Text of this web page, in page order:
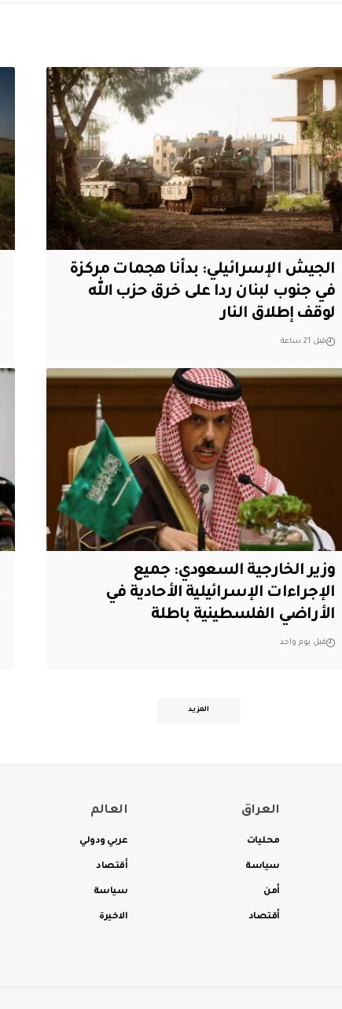
الجيش الإسرائيلي: بدأنا هجمات مركزة
في جنوب لبنان ردا على خرق حزب الله
لوقف إطلاق النار
قبل 21 ساعة
وزير الخارجية السعودي: جميع
الإجراءات الإسرائيلية الأحادية في
الأراضي الفلسطينية باطلة
قبل يوم واحد
المزيد
العراق
محليات
سياسة
أمن
أقتصاد
العالم
عربي ودولي
أقتصاد
سياسة
الاخيرة